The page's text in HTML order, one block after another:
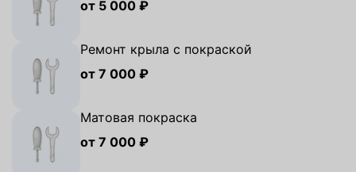
от 5 000 ₽
Ремонт крыла с покраской
от 7 000 ₽
Матовая покраска
от 7 000 ₽